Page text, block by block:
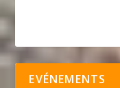
EVÉNEMENTS